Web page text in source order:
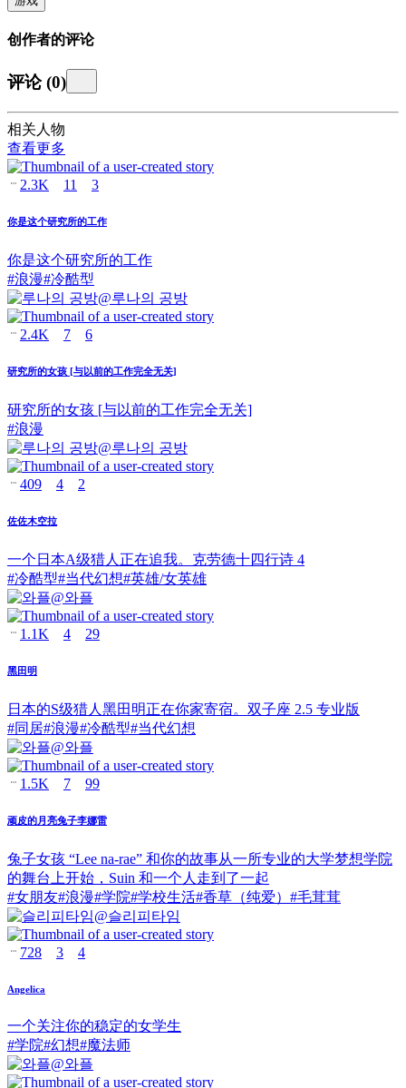
创作者的评论
评论(0)
相关人物
查看更多
2.3K 11 3
你是这个研究所的工作
你是这个研究所的工作
#浪漫#冷酷型
@루나의 공방
2.4K 7 6
研究所的女孩 [与以前的工作完全无关]
研究所的女孩 [与以前的工作完全无关]
#浪漫
@루나의 공방
409 4 2
佐佐木空拉
一个日本A级猎人正在追我。克劳德十四行诗 4
#冷酷型#当代幻想#英雄/女英雄
@와플
1.1K 4 29
黑田明
日本的S级猎人黑田明正在你家寄宿。双子座 2.5 专业版
#同居#浪漫#冷酷型#当代幻想
@와플
1.5K 7 99
顽皮的月亮兔子李娜雷
兔子女孩 “Lee na-rae” 和你的故事从一所专业的大学梦想学院
的舞台上开始，Suin 和一个人走到了一起
#女朋友#浪漫#学院#学校生活#香草（纯爱） #毛茸茸
@슬리피타임
728 3 4
Angelica
一个关注你的稳定的女学生
#学院#幻想#魔法师
@와플